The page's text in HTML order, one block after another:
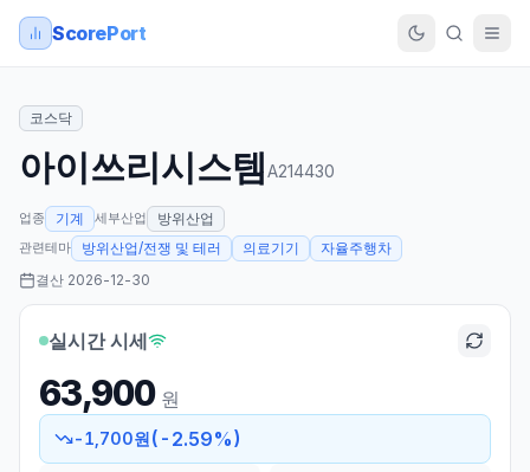
ScorePort
코스닥
아이쓰리시스템A214430
업종 기계 세부산업 방위산업
관련테마 방위산업/전쟁 및 테러 의료기기
자율주행차
결산 2026-12-30
실시간 시세
63,900 원
-1,700원( -2.59%)